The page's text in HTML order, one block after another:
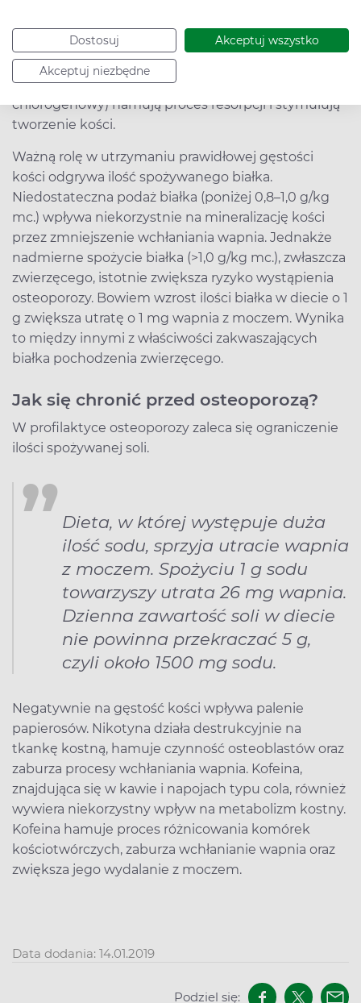
Dostosuj Akceptuj wszystko
Akceptuj niezbędne
Osoby zagrożone wystąpieniem osteoporozy
powinny wprowadzić do diety suszone śliwki,
bowiem obecne w nich polifenole (kwas
chlorogenowy) hamują proces resorpcji i stymulują
tworzenie kości.
Ważną rolę w utrzymaniu prawidłowej gęstości
kości odgrywa ilość spożywanego białka.
Niedostateczna podaż białka (poniżej 0,8–1,0 g/kg
mc.) wpływa niekorzystnie na mineralizację kości
przez zmniejszenie wchłaniania wapnia. Jednakże
nadmierne spożycie białka (>1,0 g/kg mc.), zwłaszcza
zwierzęcego, istotnie zwiększa ryzyko wystąpienia
osteoporozy. Bowiem wzrost ilości białka w diecie o 1
g zwiększa utratę o 1 mg wapnia z moczem. Wynika
to między innymi z właściwości zakwaszających
białka pochodzenia zwierzęcego.
Jak się chronić przed osteoporozą?
W profilaktyce osteoporozy zaleca się ograniczenie
ilości spożywanej soli.
Dieta, w której występuje duża
ilość sodu, sprzyja utracie wapnia
z moczem. Spożyciu 1 g sodu
towarzyszy utrata 26 mg wapnia.
Dzienna zawartość soli w diecie
nie powinna przekraczać 5 g,
czyli około 1500 mg sodu.
Negatywnie na gęstość kości wpływa palenie
papierosów. Nikotyna działa destrukcyjnie na
tkankę kostną, hamuje czynność osteoblastów oraz
zaburza procesy wchłaniania wapnia. Kofeina,
znajdująca się w kawie i napojach typu cola, również
wywiera niekorzystny wpływ na metabolizm kostny.
Kofeina hamuje proces różnicowania komórek
kościotwórczych, zaburza wchłanianie wapnia oraz
zwiększa jego wydalanie z moczem.
Data dodania: 14.01.2019
Podziel się: